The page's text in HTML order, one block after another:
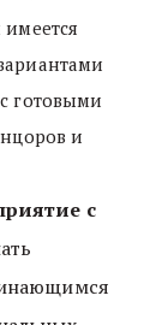
готовыми
и
с